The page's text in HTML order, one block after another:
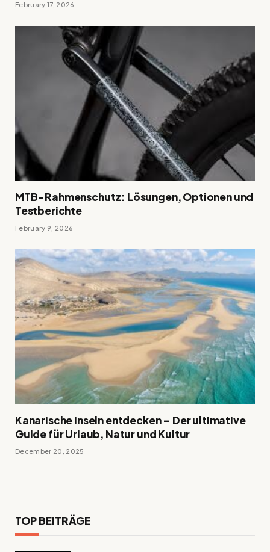
February 17, 2026
MTB-Rahmenschutz: Lösungen, Optionen und
Testberichte
February 9, 2026
Kanarische Inseln entdecken – Der ultimative
Guide für Urlaub, Natur und Kultur
December 20, 2025
TOP BEITRÄGE